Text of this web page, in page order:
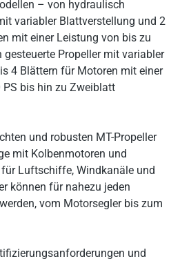
– von hydraulisch
variabler Blattverstellung und 2
mit einer Leistung von bis zu
gesteuerte Propeller mit variabler
4 Blättern für Motoren mit einer
bis hin zu Zweiblatt
und robusten MT-Propeller
mit Kolbenmotoren und
Luftschiffe, Windkanäle und
können für nahezu jeden
vom Motorsegler bis zum
und